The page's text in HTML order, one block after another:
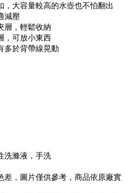
，大容量較高的水壺也不怕翻出
減壓
層，輕鬆收納
，可放小東西
多於背帶線晃動
洗滌液，手洗
差，圖片僅供參考，商品依原廠實